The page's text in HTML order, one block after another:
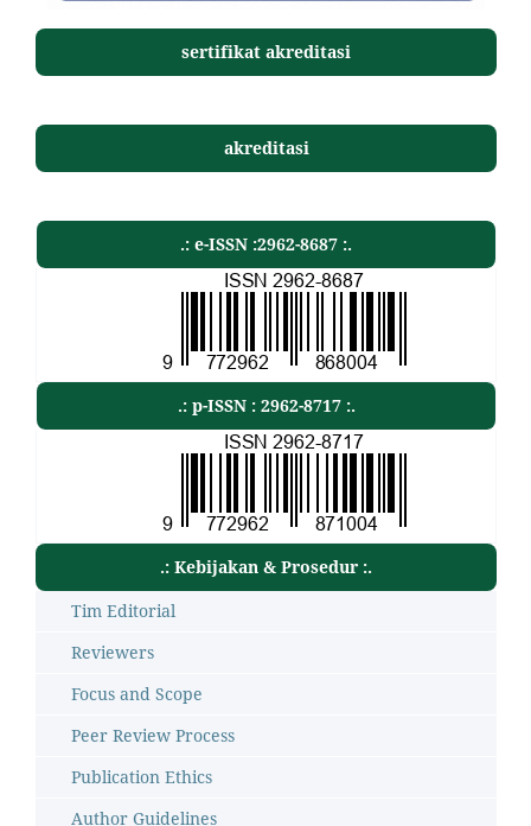
sertifikat akreditasi
akreditasi
.: e-ISSN :2962-8687 :.
.: p-ISSN : 2962-8717 :.
.: Kebijakan & Prosedur :.
Tim Editorial
Reviewers
Focus and Scope
Peer Review Process
Publication Ethics
Author Guidelines